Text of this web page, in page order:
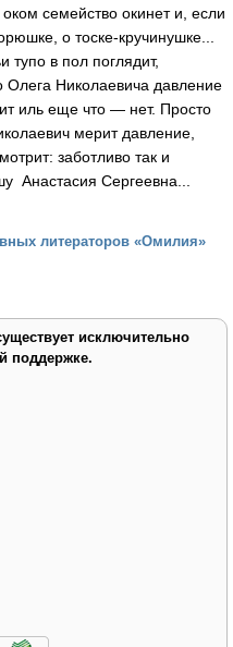
семейство окинет и, если
о тоске-кручинушке...
тупо в пол поглядит,
Олега Николаевича давление
иль еще что — нет. Просто
мерит давление,
заботливо так и
Анастасия Сергеевна...
литераторов «Омилия»
исключительно
поддержке.